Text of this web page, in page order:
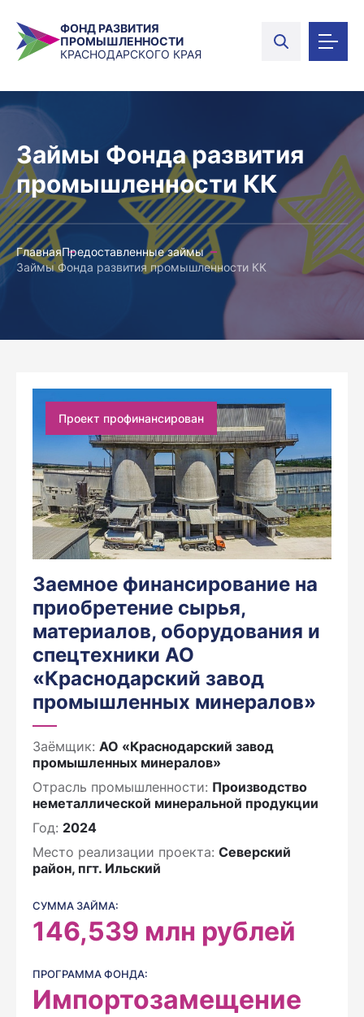
ФОНД РАЗВИТИЯ
ПРОМЫШЛЕННОСТИ
КРАСНОДАРСКОГО КРАЯ
Займы Фонда развития
промышленности КК
ГлавнаяПредоставленные займы
Займы Фонда развития промышленности КК
Проект профинансирован
Заемное финансирование на
приобретение сырья,
материалов, оборудования и
спецтехники АО
«Краснодарский завод
промышленных минералов»
Заёмщик: АО «Краснодарский завод
промышленных минералов»
Отрасль промышленности: Производство
неметаллической минеральной продукции
Год: 2024
Место реализации проекта: Северский
район, пгт. Ильский
СУММА ЗАЙМА:
146,539 млн рублей
ПРОГРАММА ФОНДА:
Импортозамещение